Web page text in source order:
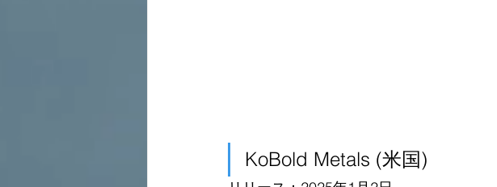
KoBold Metals (米国)